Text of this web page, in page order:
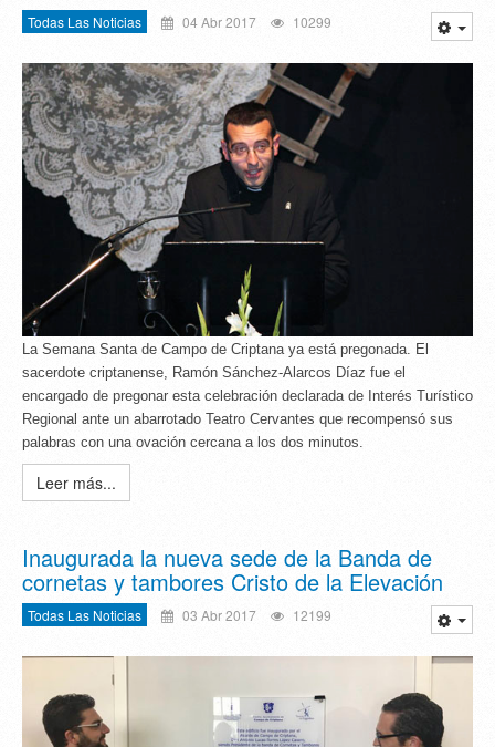
Todas Las Noticias 04 Abr 2017 10299
La Semana Santa de Campo de Criptana ya está pregonada. El
sacerdote criptanense, Ramón Sánchez-Alarcos Díaz fue el
encargado de pregonar esta celebración declarada de Interés Turístico
Regional ante un abarrotado Teatro Cervantes que recompensó sus
palabras con una ovación cercana a los dos minutos.
Leer más...
Inaugurada la nueva sede de la Banda de
cornetas y tambores Cristo de la Elevación
Todas Las Noticias 03 Abr 2017 12199